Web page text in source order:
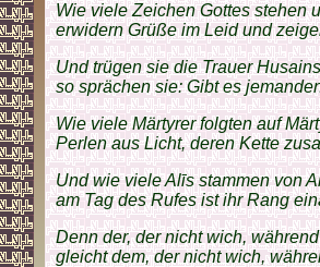
Wie viele Zeichen Gottes stehen
erwidern Grüße im Leid und
Und trügen sie die Trauer
so sprächen sie: Gibt es
Wie viele Märtyrer folgten auf
Perlen aus Licht, deren Kette
Und wie viele Alīs stammen von
am Tag des Rufes ist ihr Rang
Denn der, der nicht wich,
gleicht dem, der nicht wich,